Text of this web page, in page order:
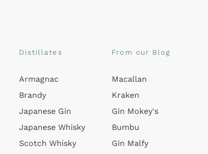
Distillates
Armagnac
Brandy
Japanese Gin
Japanese Whisky
Scotch Whisky
From our Blog
Macallan
Kraken
Gin Mokey's
Bumbu
Gin Malfy